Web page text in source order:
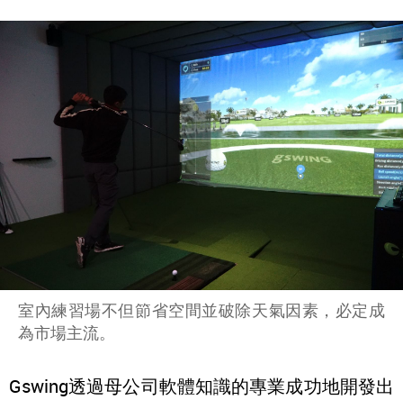
室內練習場不但節省空間並破除天氣因素，必定成
為市場主流。
Gswing透過母公司軟體知識的專業成功地開發出